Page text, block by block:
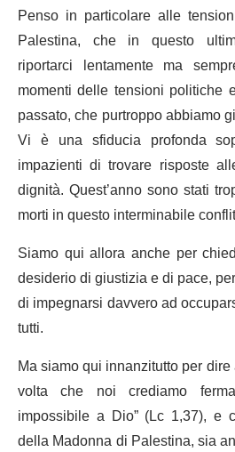
Penso in particolare alle
Palestina, che in questo
riportarci lentamente ma
momenti delle tensioni politiche
passato, che purtroppo abbiamo
Vi è una sfiducia profonda
impazienti di trovare risposte
dignità. Quest’anno sono stati
morti in questo interminabile
Siamo qui allora anche per
desiderio di giustizia e di pace,
di impegnarsi davvero ad
tutti.
Ma siamo qui innanzitutto per
volta che noi crediamo
impossibile a Dio” (Lc 1,37), e
della Madonna di Palestina, sia